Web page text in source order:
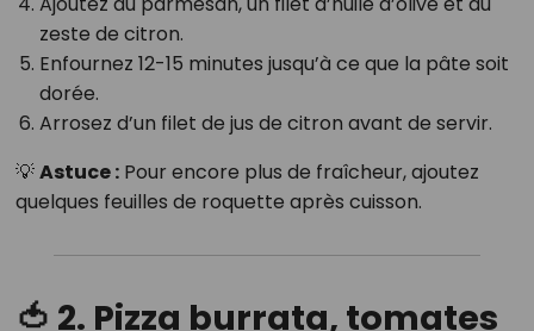
zeste de citron.
Enfournez 12-15 minutes jusqu’à ce que la pâte soit
dorée.
Arrosez d’un filet de jus de citron avant de servir.
💡Astuce :Pour encore plus de fraîcheur, ajoutez
quelques feuilles de roquette après cuisson.
🍅 2. Pizza burrata, tomates